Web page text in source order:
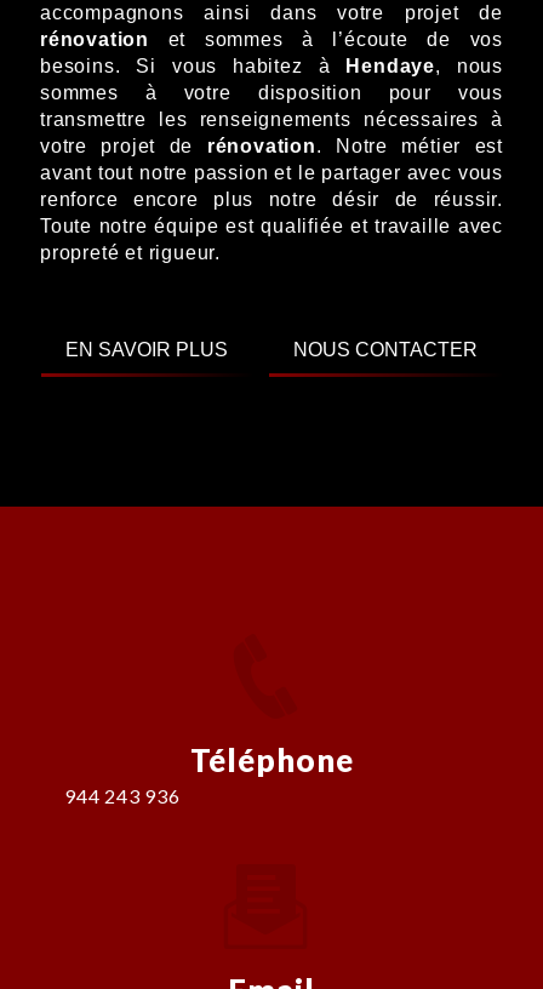
accompagnons ainsi dans votre projet de
rénovation
et sommes à l’écoute de vos
besoins. Si vous habitez à
Hendaye, nous
sommes à votre disposition pour vous
transmettre les renseignements nécessaires à
votre projet de rénovation. Notre métier est
avant tout notre passion et le partager avec vous
renforce encore plus notre désir de réussir.
Toute notre équipe est qualifiée et travaille avec
propreté et rigueur.
EN SAVOIR PLUS NOUS CONTACTER
Téléphone
944 243 936